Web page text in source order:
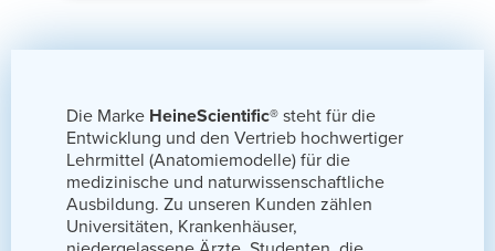
Die Marke HeineScientific® steht für die
Entwicklung und den Vertrieb hochwertiger
Lehrmittel (Anatomiemodelle) für die
medizinische und naturwissenschaftliche
Ausbildung. Zu unseren Kunden zählen
Universitäten, Krankenhäuser,